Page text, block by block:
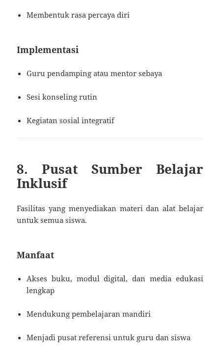
Membentuk rasa percaya diri
Implementasi
Guru pendamping atau mentor sebaya
Sesi konseling rutin
Kegiatan sosial integratif
8. Pusat Sumber Belajar
Inklusif
Fasilitas yang menyediakan materi dan alat belajar
untuk semua siswa.
Manfaat
Akses buku, modul digital, dan media edukasi
lengkap
Mendukung pembelajaran mandiri
Menjadi pusat referensi untuk guru dan siswa